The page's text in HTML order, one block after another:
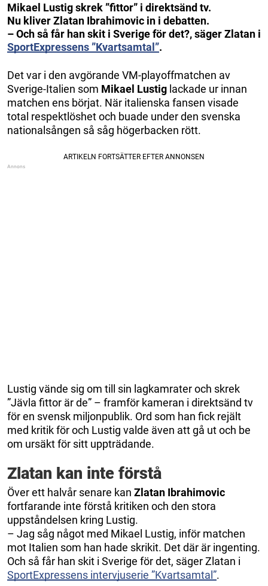
Mikael Lustig skrek ”fittor” i direktsänd tv.
Nu kliver Zlatan Ibrahimovic in i debatten.
– Och så får han skit i Sverige för det?, säger Zlatan i
SportExpressens ”Kvartsamtal”.
Det var i den avgörande VM-playoffmatchen av
Sverige-Italien som Mikael Lustig lackade ur innan
matchen ens börjat. När italienska fansen visade
total respektlöshet och buade under den svenska
nationalsången så såg högerbacken rött.
Lustig vände sig om till sin lagkamrater och skrek
”Jävla fittor är de” – framför kameran i direktsänd tv
för en svensk miljonpublik. Ord som han fick rejält
med kritik för och Lustig valde även att gå ut och be
om ursäkt för sitt uppträdande.
Zlatan kan inte förstå
Över ett halvår senare kan Zlatan Ibrahimovic
fortfarande inte förstå kritiken och den stora
uppståndelsen kring Lustig.
– Jag såg något med Mikael Lustig, inför matchen
mot Italien som han hade skrikit. Det där är ingenting.
Och så får han skit i Sverige för det, säger Zlatan i
SportExpressens intervjuserie ”Kvartsamtal”.